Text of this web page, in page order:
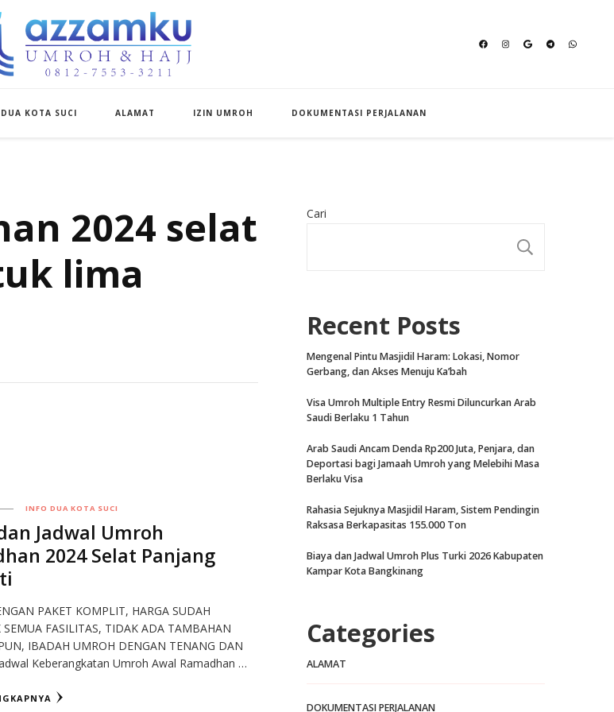
KOTA SUCI ALAMAT IZIN UMROH DOKUMENTASI PERJALANAN
2024 selat
lima
INFO DUA KOTA SUCI
Jadwal Umroh
2024 Selat Panjang
PAKET KOMPLIT, HARGA SUDAH
SEMUA FASILITAS, TIDAK ADA TAMBAHAN
IBADAH UMROH DENGAN TENANG DAN
Keberangkatan Umroh Awal Ramadhan …
Cari
Recent Posts
Mengenal Pintu Masjidil Haram: Lokasi, Nomor
Gerbang, dan Akses Menuju Ka’bah
Visa Umroh Multiple Entry Resmi Diluncurkan Arab
Saudi Berlaku 1 Tahun
Arab Saudi Ancam Denda Rp200 Juta, Penjara, dan
Deportasi bagi Jamaah Umroh yang Melebihi Masa
Berlaku Visa
Rahasia Sejuknya Masjidil Haram, Sistem Pendingin
Raksasa Berkapasitas 155.000 Ton
Biaya dan Jadwal Umroh Plus Turki 2026 Kabupaten
Kampar Kota Bangkinang
Categories
ALAMAT
DOKUMENTASI PERJALANAN